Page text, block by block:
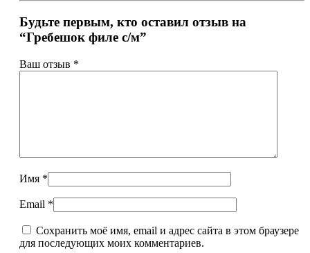
Будьте первым, кто оставил отзыв на
“Гребешок филе с/м”
Ваш отзыв *
Имя *
Email *
Сохранить моё имя, email и адрес сайта в этом браузере
для последующих моих комментариев.